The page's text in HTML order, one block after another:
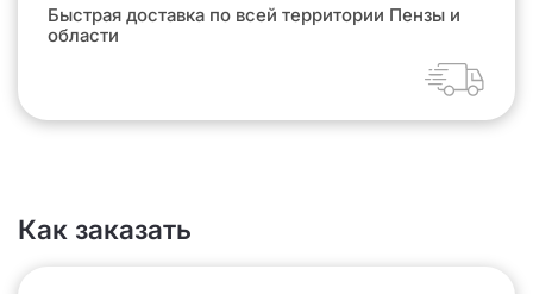
Быстрая доставка по всей территории Пензы и
области
Как заказать